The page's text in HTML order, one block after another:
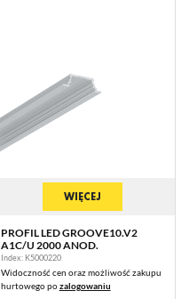
WIĘCEJ
PROFIL LED GROOVE10.V2
A1C/U 2000 ANOD.
Index: K5000220
Widoczność cen oraz możliwość zakupu
hurtowego pozalogowaniu